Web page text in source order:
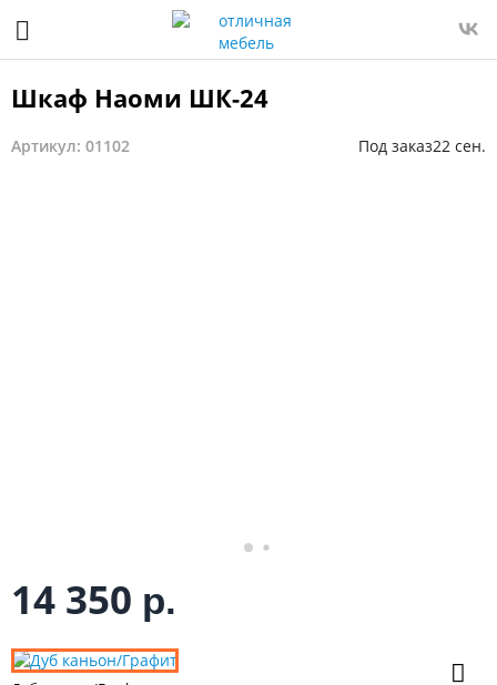
Шкаф Наоми ШК-24
Артикул: 01102 Под заказ22 сен.
14 350 р.